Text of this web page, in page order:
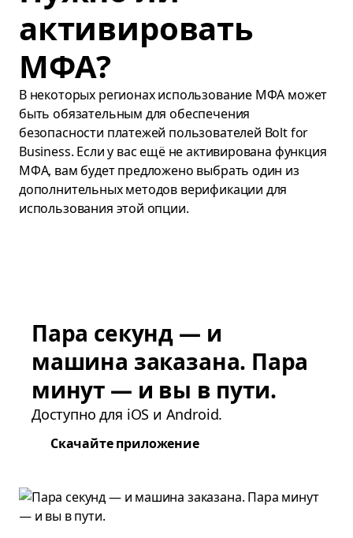
активировать
МФА?
В некоторых регионах использование МФА может
быть обязательным для обеспечения
безопасности платежей пользователей Bolt for
Business. Если у вас ещё не активирована функция
МФА, вам будет предложено выбрать один из
дополнительных методов верификации для
использования этой опции.
Пара секунд — и
машина заказана. Пара
минут — и вы в пути.
Доступно для iOS и Android.
Скачайте приложение